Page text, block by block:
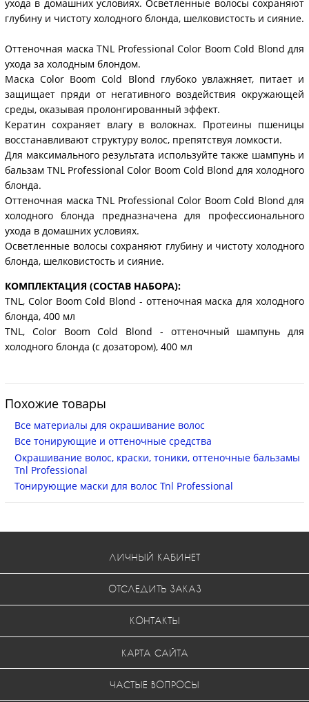
ухода в домашних условиях. Осветленные волосы сохраняют
глубину и чистоту холодного блонда, шелковистость и сияние.
Оттеночная маска TNL Professional Color Boom Cold Blond для
ухода за холодным блондом.
Маска Color Boom Cold Blond глубоко увлажняет, питает и
защищает пряди от негативного воздействия окружающей
среды, оказывая пролонгированный эффект.
Кератин сохраняет влагу в волокнах. Протеины пшеницы
восстанавливают структуру волос, препятствуя ломкости.
Для максимального результата используйте также шампунь и
бальзам TNL Professional Color Boom Cold Blond для холодного
блонда.
Оттеночная маска TNL Professional Color Boom Cold Blond для
холодного блонда предназначена для профессионального
ухода в домашних условиях.
Осветленные волосы сохраняют глубину и чистоту холодного
блонда, шелковистость и сияние.
КОМПЛЕКТАЦИЯ (СОСТАВ НАБОРА):
TNL, Color Boom Cold Blond - оттеночная маска для холодного
блонда, 400 мл
TNL, Color Boom Cold Blond - оттеночный шампунь для
холодного блонда (с дозатором), 400 мл
Похожие товары
Все материалы для окрашивание волос
Все тонирующие и оттеночные средства
Окрашивание волос, краски, тоники, оттеночные бальзамы
Tnl Professional
Тонирующие маски для волос Tnl Professional
ЛИЧНЫЙ КАБИНЕТ
ОТСЛЕДИТЬ ЗАКАЗ
КОНТАКТЫ
КАРТА САЙТА
ЧАСТЫЕ ВОПРОСЫ